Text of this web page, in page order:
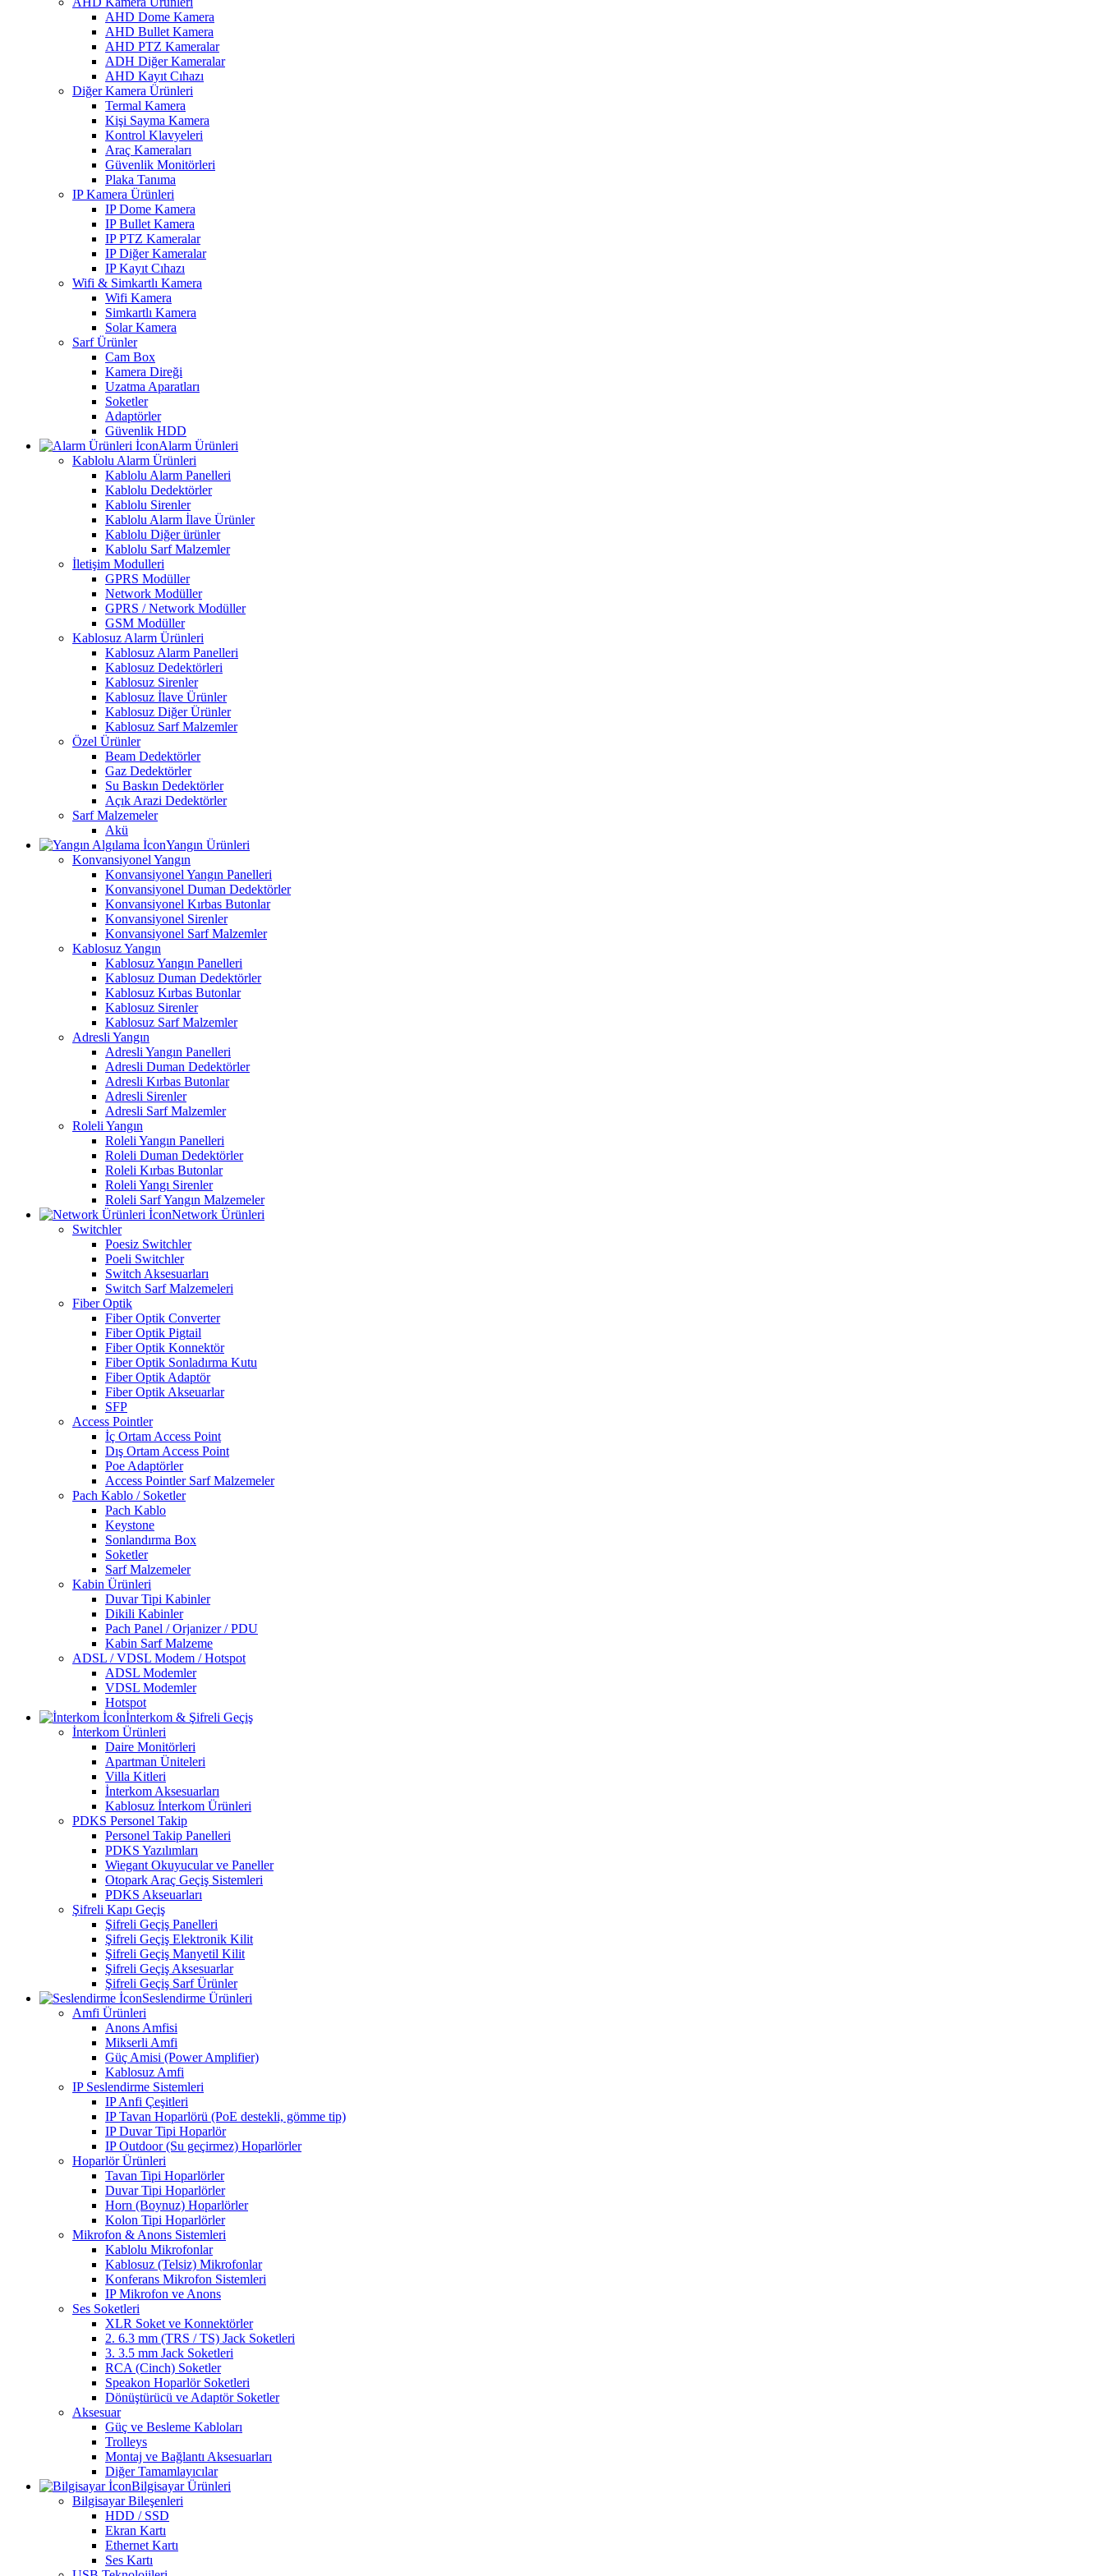
AHD Dome Kamera
AHD Bullet Kamera
AHD PTZ Kameralar
ADH Diğer Kameralar
AHD Kayıt Cıhazı
Diğer Kamera Ürünleri
Termal Kamera
Kişi Sayma Kamera
Kontrol Klavyeleri
Araç Kameraları
Güvenlik Monitörleri
Plaka Tanıma
IP Kamera Ürünleri
IP Dome Kamera
IP Bullet Kamera
IP PTZ Kameralar
IP Diğer Kameralar
IP Kayıt Cıhazı
Wifi & Simkartlı Kamera
Wifi Kamera
Simkartlı Kamera
Solar Kamera
Sarf Ürünler
Cam Box
Kamera Direği
Uzatma Aparatları
Soketler
Adaptörler
Güvenlik HDD
Alarm Ürünleri
Kablolu Alarm Ürünleri
Kablolu Alarm Panelleri
Kablolu Dedektörler
Kablolu Sirenler
Kablolu Alarm İlave Ürünler
Kablolu Diğer ürünler
Kablolu Sarf Malzemler
İletişim Modulleri
GPRS Modüller
Network Modüller
GPRS / Network Modüller
GSM Modüller
Kablosuz Alarm Ürünleri
Kablosuz Alarm Panelleri
Kablosuz Dedektörleri
Kablosuz Sirenler
Kablosuz İlave Ürünler
Kablosuz Diğer Ürünler
Kablosuz Sarf Malzemler
Özel Ürünler
Beam Dedektörler
Gaz Dedektörler
Su Baskın Dedektörler
Açık Arazi Dedektörler
Sarf Malzemeler
Akü
Yangın Ürünleri
Konvansiyonel Yangın
Konvansiyonel Yangın Panelleri
Konvansiyonel Duman Dedektörler
Konvansiyonel Kırbas Butonlar
Konvansiyonel Sirenler
Konvansiyonel Sarf Malzemler
Kablosuz Yangın
Kablosuz Yangın Panelleri
Kablosuz Duman Dedektörler
Kablosuz Kırbas Butonlar
Kablosuz Sirenler
Kablosuz Sarf Malzemler
Adresli Yangın
Adresli Yangın Panelleri
Adresli Duman Dedektörler
Adresli Kırbas Butonlar
Adresli Sirenler
Adresli Sarf Malzemler
Roleli Yangın
Roleli Yangın Panelleri
Roleli Duman Dedektörler
Roleli Kırbas Butonlar
Roleli Yangı Sirenler
Roleli Sarf Yangın Malzemeler
Network Ürünleri
Switchler
Poesiz Switchler
Poeli Switchler
Switch Aksesuarları
Switch Sarf Malzemeleri
Fiber Optik
Fiber Optik Converter
Fiber Optik Pigtail
Fiber Optik Konnektör
Fiber Optik Sonladırma Kutu
Fiber Optik Adaptör
Fiber Optik Akseuarlar
SFP
Access Pointler
İç Ortam Access Point
Dış Ortam Access Point
Poe Adaptörler
Access Pointler Sarf Malzemeler
Pach Kablo / Soketler
Pach Kablo
Keystone
Sonlandırma Box
Soketler
Sarf Malzemeler
Kabin Ürünleri
Duvar Tipi Kabinler
Dikili Kabinler
Pach Panel / Orjanizer / PDU
Kabin Sarf Malzeme
ADSL / VDSL Modem / Hotspot
ADSL Modemler
VDSL Modemler
Hotspot
İnterkom & Şifreli Geçiş
İnterkom Ürünleri
Daire Monitörleri
Apartman Üniteleri
Villa Kitleri
İnterkom Aksesuarları
Kablosuz İnterkom Ürünleri
PDKS Personel Takip
Personel Takip Panelleri
PDKS Yazılımları
Wiegant Okuyucular ve Paneller
Otopark Araç Geçiş Sistemleri
PDKS Akseuarları
Şifreli Kapı Geçiş
Şifreli Geçiş Panelleri
Şifreli Geçiş Elektronik Kilit
Şifreli Geçiş Manyetil Kilit
Şifreli Geçiş Aksesuarlar
Şifreli Geçiş Sarf Ürünler
Seslendirme Ürünleri
Amfi Ürünleri
Anons Amfisi
Mikserli Amfi
Güç Amisi (Power Amplifier)
Kablosuz Amfi
IP Seslendirme Sistemleri
IP Anfi Çeşitleri
IP Tavan Hoparlörü (PoE destekli, gömme tip)
IP Duvar Tipi Hoparlör
IP Outdoor (Su geçirmez) Hoparlörler
Hoparlör Ürünleri
Tavan Tipi Hoparlörler
Duvar Tipi Hoparlörler
Horn (Boynuz) Hoparlörler
Kolon Tipi Hoparlörler
Mikrofon & Anons Sistemleri
Kablolu Mikrofonlar
Kablosuz (Telsiz) Mikrofonlar
Konferans Mikrofon Sistemleri
IP Mikrofon ve Anons
Ses Soketleri
XLR Soket ve Konnektörler
2. 6.3 mm (TRS / TS) Jack Soketleri
3. 3.5 mm Jack Soketleri
RCA (Cinch) Soketler
Speakon Hoparlör Soketleri
Dönüştürücü ve Adaptör Soketler
Aksesuar
Güç ve Besleme Kabloları
Trolleys
Montaj ve Bağlantı Aksesuarları
Diğer Tamamlayıcılar
Bilgisayar Ürünleri
Bilgisayar Bileşenleri
HDD / SSD
Ekran Kartı
Ethernet Kartı
Ses Kartı